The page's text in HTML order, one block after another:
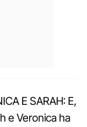
E SARAH: E,
e Veronica ha